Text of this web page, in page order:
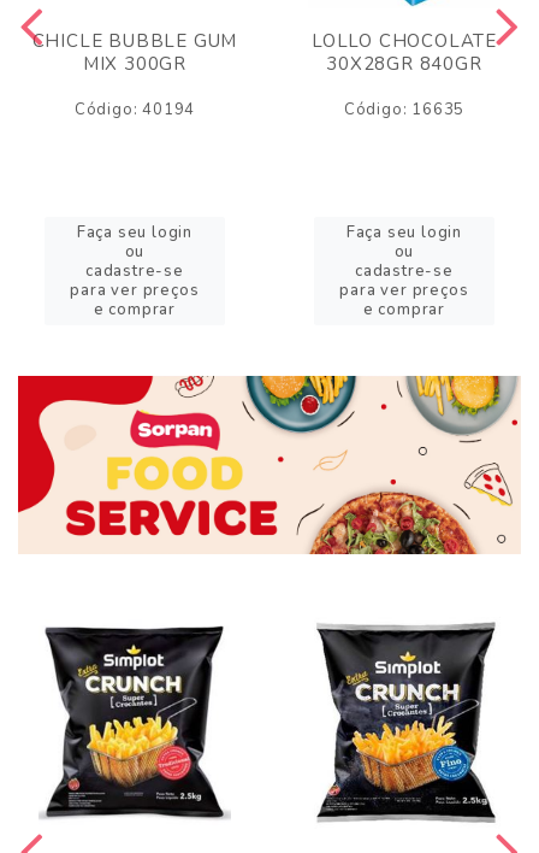
CHICLE BUBBLE GUM
MIX 300GR
Código: 40194
Faça seu login
ou
cadastre-se
para ver preços
e comprar
LOLLO CHOCOLATE
30X28GR 840GR
Código: 16635
Faça seu login
ou
cadastre-se
para ver preços
e comprar